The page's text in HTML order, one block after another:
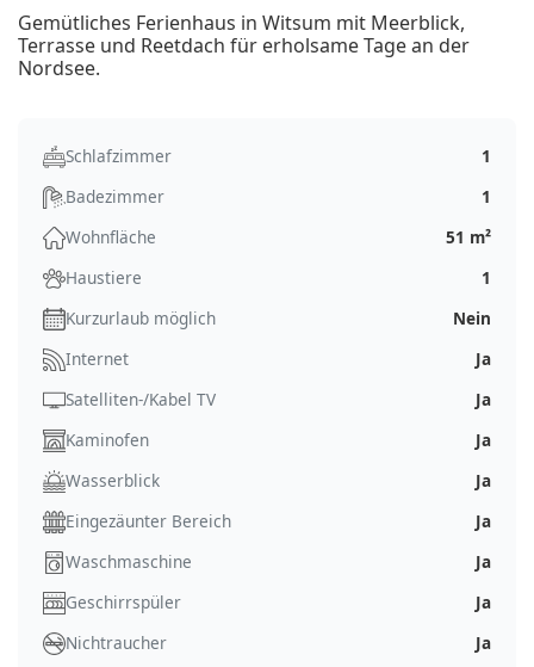
Gemütliches Ferienhaus in Witsum mit Meerblick,
Terrasse und Reetdach für erholsame Tage an der
Nordsee.
Schlafzimmer
1
Badezimmer
1
Wohnfläche
51 m²
Haustiere
1
Kurzurlaub möglich
Nein
Internet
Ja
Satelliten-/Kabel TV
Ja
Kaminofen
Ja
Wasserblick
Ja
Eingezäunter Bereich
Ja
Waschmaschine
Ja
Geschirrspüler
Ja
Nichtraucher
Ja